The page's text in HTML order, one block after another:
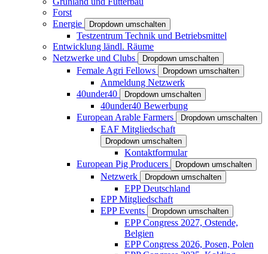
Forst
Energie
Dropdown umschalten
Testzentrum Technik und Betriebsmittel
Entwicklung ländl. Räume
Netzwerke und Clubs
Dropdown umschalten
Female Agri Fellows Dropdown umschalten
Anmeldung Netzwerk
40under40
Dropdown umschalten
40under40 Bewerbung
European Arable Farmers
Dropdown umschalten
EAF Mitgliedschaft
Dropdown umschalten
Kontaktformular
European Pig Producers
Dropdown umschalten
Netzwerk Dropdown umschalten
EPP Deutschland
EPP Mitgliedschaft
EPP Events
Dropdown umschalten
EPP Congress 2027, Ostende,
Belgien
EPP Congress 2026, Posen, Polen